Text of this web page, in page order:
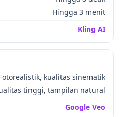
Hingga 3 menit
Kling AI
kualitas sinematik
tinggi, tampilan natural
Google Veo